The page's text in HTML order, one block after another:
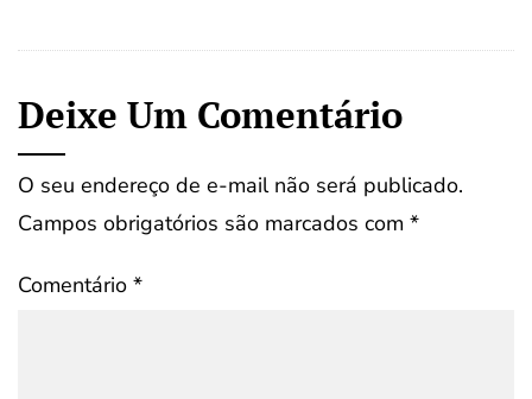
Deixe Um Comentário
O seu endereço de e-mail não será publicado.
Campos obrigatórios são marcados com *
Comentário *